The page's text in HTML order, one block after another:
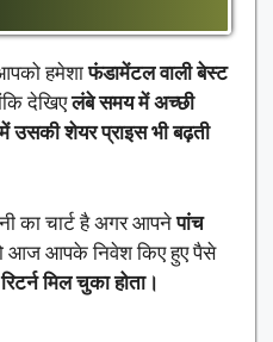
हमेशाफंडामेंटल वाली बेस्ट
देखिएलंबे समय में अच्छी
उसकी शेयर प्राइस भी बढ़ती
का चार्ट है अगर आपनेपांच
आज आपके निवेश किए हुए पैसे
मिल चुका होता।